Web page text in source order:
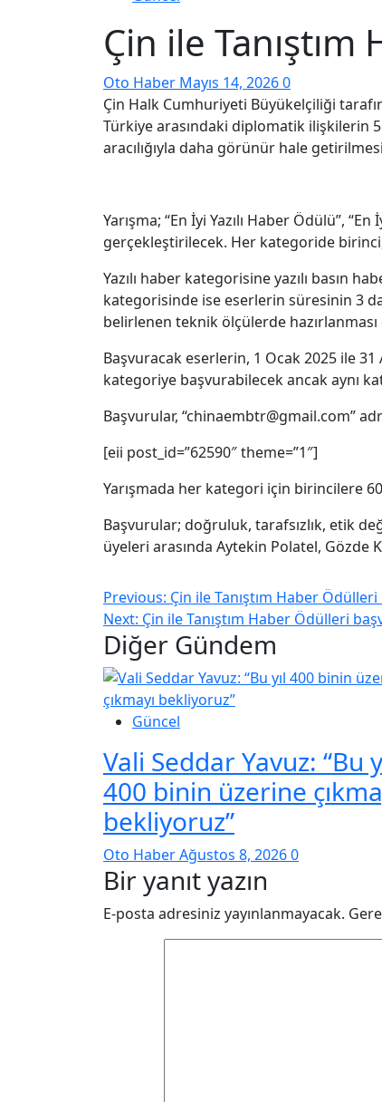
Çin ile
Oto Haber Mayıs 14, 20260
Çin Halk Cumhuriyeti Büyükelçiliği
Türkiye arasındaki diplomatik ilişkilerin
aracılığıyla daha görünür hale
Yarışma; “En İyi Yazılı Haber Ödülü”,
gerçekleştirilecek. Her kategoride
Yazılı haber kategorisine yazılı basın
kategorisinde ise eserlerin süresinin 3
belirlenen teknik ölçülerde
Başvuracak eserlerin, 1 Ocak 2025 ile
kategoriye başvurabilecek ancak aynı
Başvurular, “chinaembtr@gmail.com”
[eii post_id=”62590″ theme=”1″]
Yarışmada her kategori için birincilere
Başvurular; doğruluk, tarafsızlık, etik
üyeleri arasında Aytekin Polatel, Gözde
Previous: Çin ile Tanıştım Haber
Next: Çin ile Tanıştım Haber Ödülleri
Diğer Gündem
Güncel
Vali Seddar Yavuz: “Bu
400 binin üzerine
bekliyoruz”
Oto HaberAğustos 8, 20260
Bir yanıt yazın
E-posta adresiniz yayınlanmayacak.